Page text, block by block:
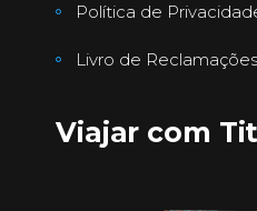
Política de
Livro de Reclamações
Viajar com